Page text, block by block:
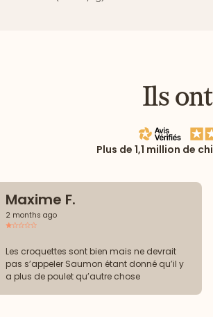
Ils
Plus de 1,1 million de
Maxime F.
2 months ago
Les croquettes sont bien mais ne devrait
pas s’appeler Saumon étant donné qu’il y
a plus de poulet qu’autre chose